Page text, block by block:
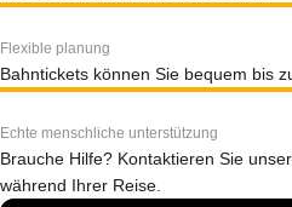
Flexible planung
Bahntickets können Sie bequem bis
Echte menschliche unterstützung
Brauche Hilfe? Kontaktieren Sie
während Ihrer Reise.